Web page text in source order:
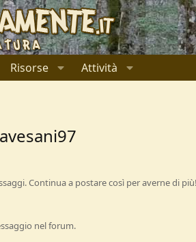
Risorse Attività
Continua a postare così per averne di più!
nel forum.